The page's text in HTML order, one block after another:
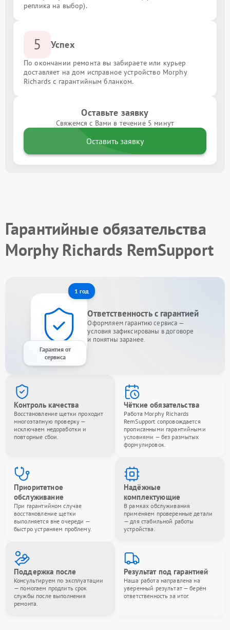
реплика на выбор).
5 Успех
По окончании ремонта вы забираете или курьер
доставляет на дом исправное устройство Morphy
Richards с гарантийным бланком.
Оставьте заявку
Свяжемся с Вами в течение 5 минут
Оставить заявку
Гарантийные обязательства
Morphy Richards RemSupport
1 год
Гарантия от
сервиса
Ответственность с гарантией
Оформляем гарантию сервиса —
условия зафиксированы в договоре
и понятны заранее.
Контроль качества
Восстановление щетки проходит
многоэтапную проверку —
исключаем недоработки и
повторные сбои.
Чёткие обязательства
Работа Morphy Richards
RemSupport сопровождается
прописанными гарантийными
условиями — без размытых
формулировок.
Приоритетное
обслуживание
При гарантийном случае
восстановление щетки
выполняется вне очереди —
быстро устраняем проблему.
Надёжные
комплектующие
В рамках обслуживания
применяем проверенные детали
— для стабильной работы
устройства.
Поддержка после
Консультируем по эксплуатации
— помогаем продлить срок
службы после выполнения
ремонта.
Результат под гарантией
Наша работа направлена на
уверенный результат — берём
ответственность за итог.